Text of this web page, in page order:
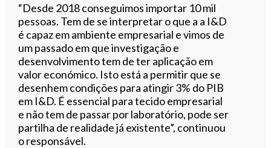
“Desde 2018 conseguimos importar 10 mil
pessoas. Tem de se interpretar o que a a I&D
é capaz em ambiente empresarial e vimos de
um passado em que investigação e
desenvolvimento tem de ter aplicação em
valor económico. Isto está a permitir que se
desenhem condições para atingir 3% do PIB
em I&D. É essencial para tecido empresarial
e não tem de passar por laboratório, pode ser
partilha de realidade já existente”, continuou
o responsável.